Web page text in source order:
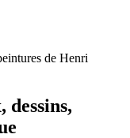
de Henri
dessins,